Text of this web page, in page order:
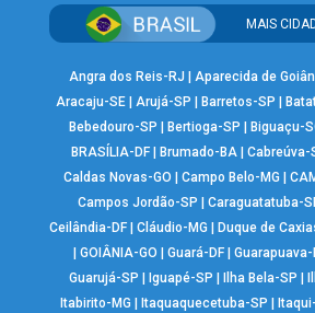
MAIS
Angra dos Reis-RJ Aparecida de
Aracaju-SE |Arujá-SP Barretos-SP
Bebedouro-SP
Bertioga-SP Biguaçu-
BRASÍLIA-DF| Brumado-BA| Cabreúva-
Caldas Novas-GO
|Campo Belo-MG |
Campos Jordão-SP
Caraguatatuba-
Ceilândia-DF| Cláudio-MG Duque de
GOIÂNIA-GO Guará-DF| Guarapuava-
Guarujá-SP
Iguapé-SP Ilha Bela-SP
Itabirito-MG
Itaquaquecetuba-SP